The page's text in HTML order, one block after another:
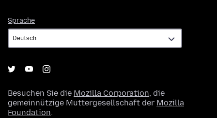
Sprache
Besuchen Sie die Mozilla Corporation, die
gemeinnützige Muttergesellschaft der Mozilla
Foundation.